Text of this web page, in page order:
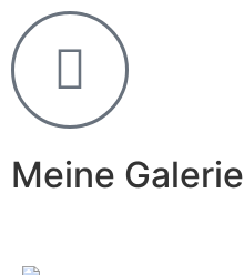
Meine Galerie